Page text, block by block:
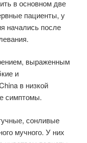
в основном две
пациенты, у
начались после
выраженным
и
в низкой
симптомы.
сонливые
мучного. У них